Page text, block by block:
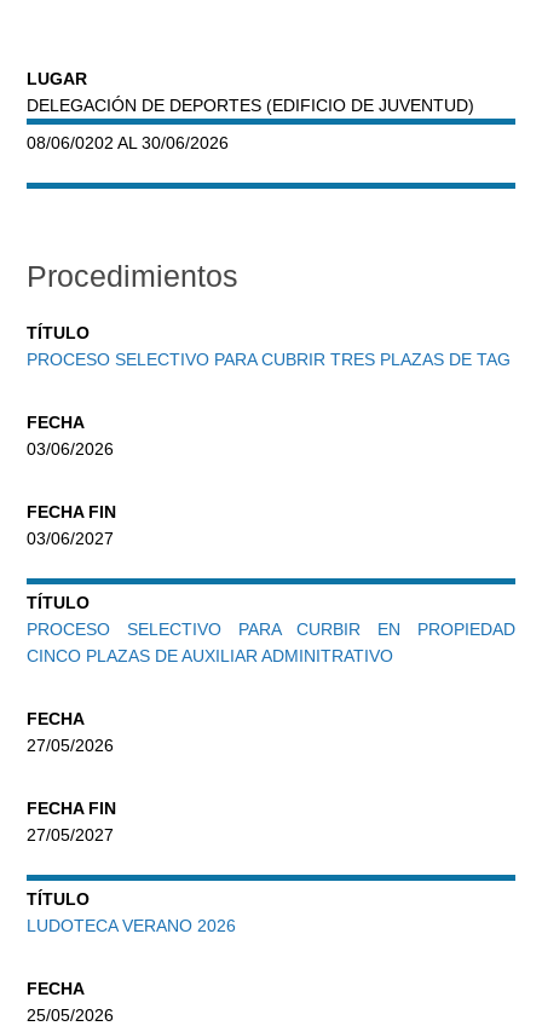
LUGAR
DELEGACIÓN DE DEPORTES (EDIFICIO DE JUVENTUD)
08/06/0202 AL 30/06/2026
Procedimientos
TÍTULO
PROCESO SELECTIVO PARA CUBRIR TRES PLAZAS DE TAG
FECHA
03/06/2026
FECHA FIN
03/06/2027
TÍTULO
PROCESO SELECTIVO PARA CURBIR EN PROPIEDAD
CINCO PLAZAS DE AUXILIAR ADMINITRATIVO
FECHA
27/05/2026
FECHA FIN
27/05/2027
TÍTULO
LUDOTECA VERANO 2026
FECHA
25/05/2026